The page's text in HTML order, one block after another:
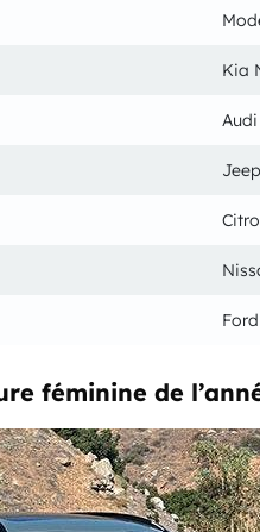
Kia
Audi
féminine de